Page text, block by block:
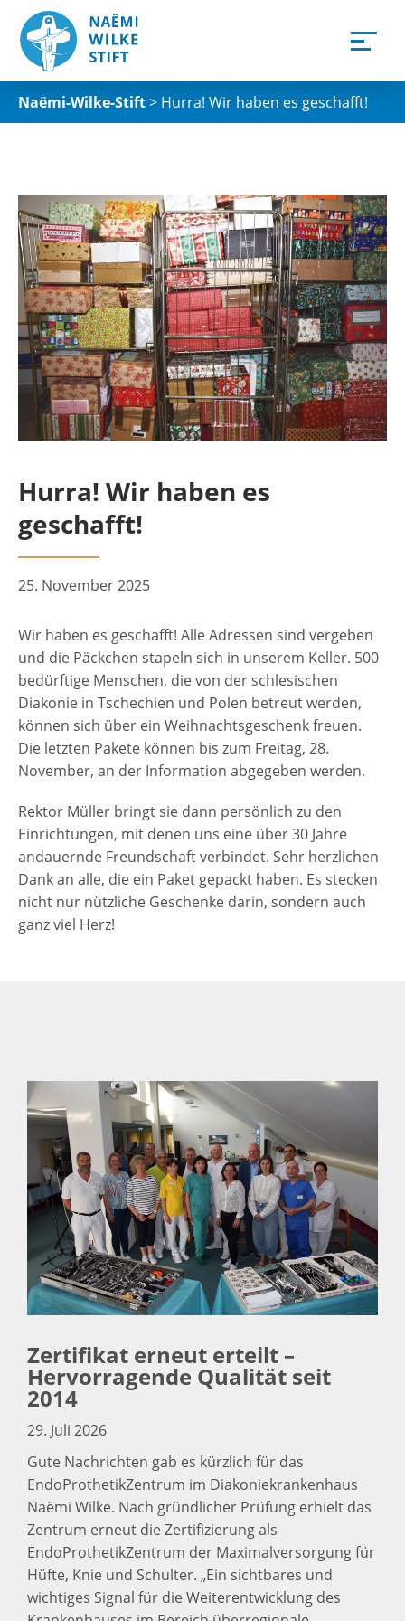
Naëmi-Wilke-Stift> Hurra! Wir haben es geschafft!
Hurra! Wir haben es
geschafft!
25. November 2025
Wir haben es geschafft! Alle Adressen sind vergeben
und die Päckchen stapeln sich in unserem Keller. 500
bedürftige Menschen, die von der schlesischen
Diakonie in Tschechien und Polen betreut werden,
können sich über ein Weihnachtsgeschenk freuen.
Die letzten Pakete können bis zum Freitag, 28.
November, an der Information abgegeben werden.
Rektor Müller bringt sie dann persönlich zu den
Einrichtungen, mit denen uns eine über 30 Jahre
andauernde Freundschaft verbindet. Sehr herzlichen
Dank an alle, die ein Paket gepackt haben. Es stecken
nicht nur nützliche Geschenke darin, sondern auch
ganz viel Herz!
Zertifikat erneut erteilt –
Hervorragende Qualität seit
2014
29. Juli 2026
Gute Nachrichten gab es kürzlich für das
EndoProthetikZentrum im Diakoniekrankenhaus
Naëmi Wilke. Nach gründlicher Prüfung erhielt das
Zentrum erneut die Zertifizierung als
EndoProthetikZentrum der Maximalversorgung für
Hüfte, Knie und Schulter. „Ein sichtbares und
wichtiges Signal für die Weiterentwicklung des